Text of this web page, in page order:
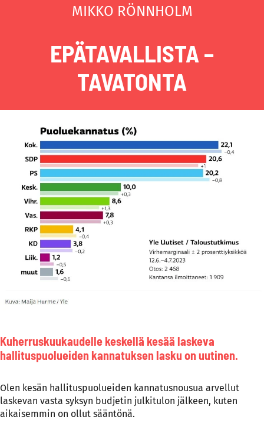
MIKKO RÖNNHOLM
EPÄTAVALLISTA –
TAVATONTA
Kuherruskuukaudelle keskellä kesää laskeva
hallituspuolueiden kannatuksen lasku on uutinen.
Olen kesän hallituspuolueiden kannatusnousua arvellut
laskevan vasta syksyn budjetin julkitulon jälkeen, kuten
aikaisemmin on ollut sääntönä.